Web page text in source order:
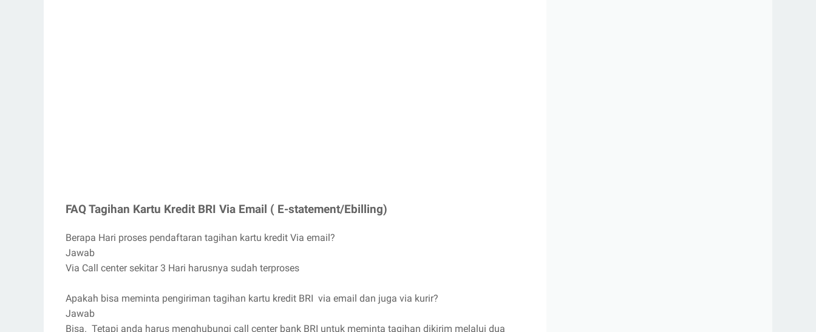
FAQ Tagihan Kartu Kredit BRI Via Email ( E-statement/Ebilling)
Berapa Hari proses pendaftaran tagihan kartu kredit Via email?
Jawab
Via Call center sekitar 3 Hari harusnya sudah terproses
Apakah bisa meminta pengiriman tagihan kartu kredit BRI via email dan juga via kurir?
Jawab
Bisa. Tetapi anda harus menghubungi call center bank BRI untuk meminta tagihan dikirim melalui dua